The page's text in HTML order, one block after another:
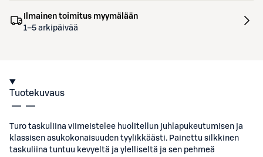
Ilmainen toimitus myymälään
1–5 arkipäivää
Tuotekuvaus
Turo taskuliina viimeistelee huolitellun juhlapukeutumisen ja
klassisen asukokonaisuuden tyylikkäästi. Painettu silkkinen
taskuliina tuntuu kevyeltä ja ylelliseltä ja sen pehmeä